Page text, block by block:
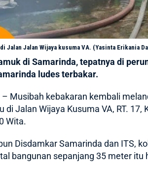
Jalan Jalan Wijaya kusuma VA. (Yasinta Erikania
di Samarinda, tepatnya di
ludes terbakar.
– Musibah kebakaran kembali
Jalan Wijaya Kusuma VA, RT.
Wita.
Disdamkar Samarinda dan ITS,
bangunan sepanjang 35 meter itu